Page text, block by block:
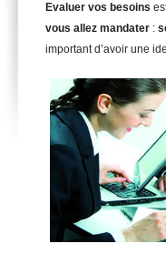
Evaluer vos besoins
vous allez mandater :
important d’avoir une